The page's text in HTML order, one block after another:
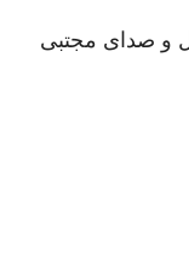
و صدای مجتبی